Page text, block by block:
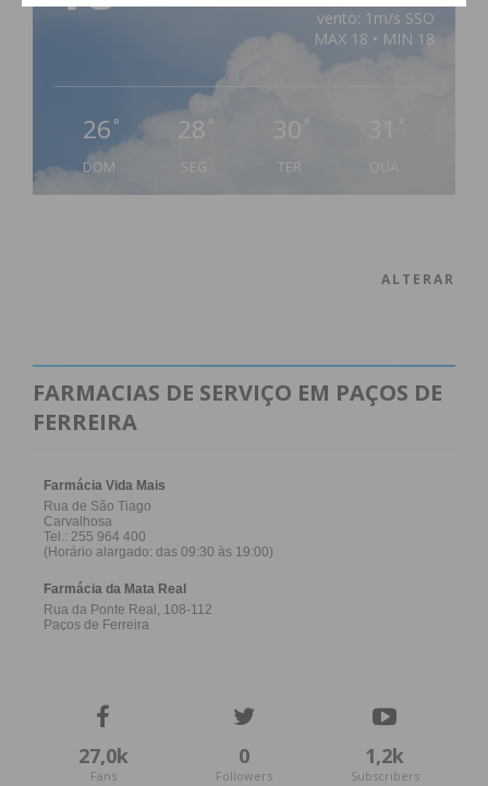
vento: 1m/s SSO
MAX 18 • MIN 18
26 °
DOM
28 °
SEG
30 °
TER
ALTERAR
FARMACIAS DE SERVIÇO EM PAÇOS DE
FERREIRA
27,0k
Fans
0
Followers
1,2k
Subscribers